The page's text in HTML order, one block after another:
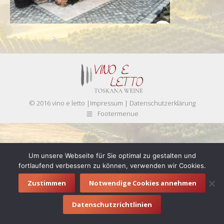
© 2016 vino e letto | Impressum | Datenschutzerklärung
Footermenue
Um unsere Webseite für Sie optimal zu gestalten und
fortlaufend verbessern zu können, verwenden wir Cookies.
Zustimmen Notwendige Cookies annehmen
Datenschutzrichtlinien